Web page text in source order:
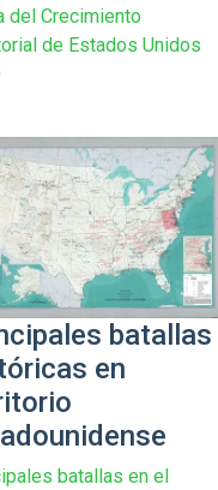
del Crecimiento
de Estados Unidos
batallas
en
batallas en el